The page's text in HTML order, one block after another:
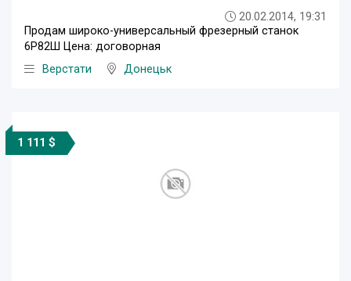
20.02.2014, 19:31
Продам широко-универсальный фрезерный станок
6Р82Ш Цена: договорная
Верстати
Донецьк
1 111 $